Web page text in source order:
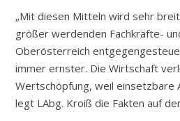
„Mit diesen Mitteln wird sehr
größer werdenden Fachkräfte-
Oberösterreich
immer ernster. Die Wirtschaft
Wertschöpfung, weil einsetzbare
legt LAbg. Kroiß die Fakten auf